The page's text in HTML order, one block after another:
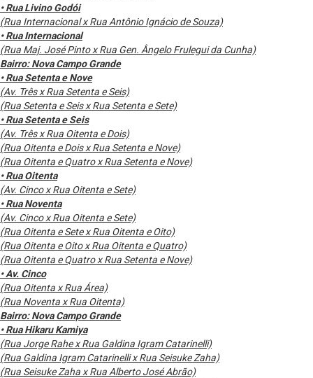
• Rua Livino Godói
(Rua Internacional x Rua Antônio Ignácio de Souza)
• Rua Internacional
(Rua Maj. José Pinto x Rua Gen. Ângelo Frulegui da Cunha)
Bairro: Nova Campo Grande
• Rua Setenta e Nove
(Av. Três x Rua Setenta e Seis)
(Rua Setenta e Seis x Rua Setenta e Sete)
• Rua Setenta e Seis
(Av. Três x Rua Oitenta e Dois)
(Rua Oitenta e Dois x Rua Setenta e Nove)
(Rua Oitenta e Quatro x Rua Setenta e Nove)
• Rua Oitenta
(Av. Cinco x Rua Oitenta e Sete)
• Rua Noventa
(Av. Cinco x Rua Oitenta e Sete)
(Rua Oitenta e Sete x Rua Oitenta e Oito)
(Rua Oitenta e Oito x Rua Oitenta e Quatro)
(Rua Oitenta e Quatro x Rua Setenta e Nove)
• Av. Cinco
(Rua Oitenta x Rua Área)
(Rua Noventa x Rua Oitenta)
Bairro: Nova Campo Grande
• Rua Hikaru Kamiya
(Rua Jorge Rahe x Rua Galdina Igram Catarinelli)
(Rua Galdina Igram Catarinelli x Rua Seisuke Zaha)
(Rua Seisuke Zaha x Rua Alberto José Abrão)